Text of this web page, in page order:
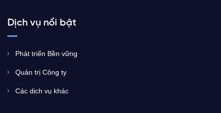
Dịch vụ nổi bật
Phát triển Bền vững
Quản trị Công ty
Các dịch vụ khác